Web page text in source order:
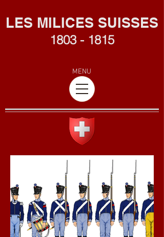
LES MILICES SUISSES
1803 - 1815
MENU